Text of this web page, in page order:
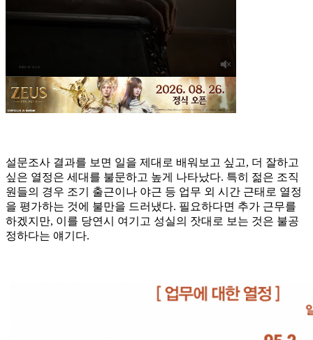
설문조사 결과를 보면 일을 제대로 배워보고 싶고, 더 잘하고
싶은 열정은 세대를 불문하고 높게 나타났다. 특히 젊은 조직
원들의 경우 조기 출근이나 야근 등 업무 외 시간 근태로 열정
을 평가하는 것에 불만을 드러냈다. 필요하다면 추가 근무를
하겠지만, 이를 당연시 여기고 성실의 잣대로 보는 것은 불공
정하다는 얘기다.